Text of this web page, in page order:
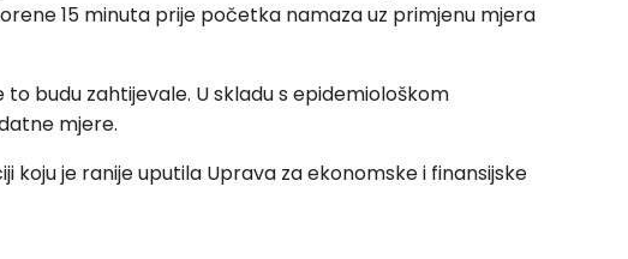
15 minuta prije početka namaza uz primjenu mjera
budu zahtijevale. U skladu s epidemiološkom
mjere.
je ranije uputila Uprava za ekonomske i finansijske